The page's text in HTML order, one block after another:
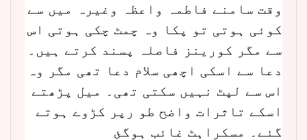
وقت سامنے فاطمہ واعظہ وغیرہ میں سے
کوئی ہوتی تو پکا وہ چمٹ چکی ہوتی اس
سے مگر کورینز فاصلہ پسند کرتے ہیں۔
دعا سے اسکی اچھی سلام دعا تھی مگر وہ
اس سے لپٹ نہیں سکتی تھی۔ میل پڑھتے
اسکے تاثرات واضح طو رپر کڑوے ہوتے
گئے۔ مسکراہٹ غائب ہوگئ